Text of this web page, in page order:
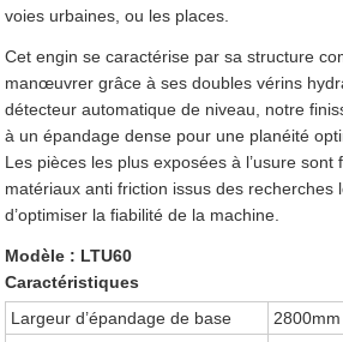
voies urbaines, ou les places.
Cet engin se caractérise par sa structure
manœuvrer grâce à ses doubles vérins
détecteur automatique de niveau, notre
à un épandage dense pour une planéité
Les pièces les plus exposées à l’usure
matériaux anti friction issus des recherches
d’optimiser la fiabilité de la machine.
Modèle : LTU60
Caractéristiques
Largeur d’épandage de base
2800mm